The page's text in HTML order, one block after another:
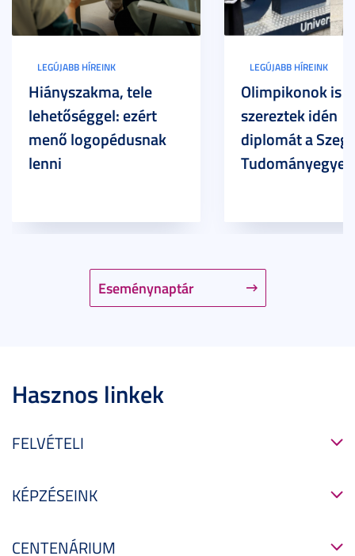
Eseménynaptár
LEGÚJABB HÍREINK
Hiányszakma, tele
lehetőséggel: ezért
menő logopédusnak
lenni
LEGÚJABB HÍREINK
Olimpikonok is
szereztek idén
diplomát a
Hasznos linkek
FELVÉTELI
KÉPZÉSEINK
CENTENÁRIUM